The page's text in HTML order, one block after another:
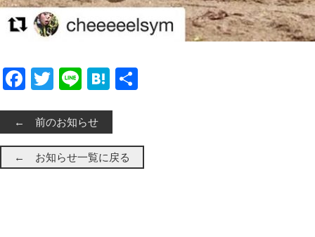
Facebook
Twitter Line Hatena
← 前のお知らせ
← お知らせ一覧に戻る